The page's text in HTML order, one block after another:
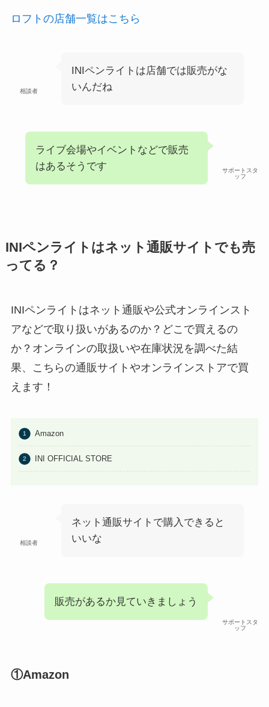
ロフトの店舗一覧はこちら
相談者
INIペンライトは店舗では販売がな
いんだね
サポートスタ
ッフ
ライブ会場やイベントなどで販売
はあるそうです
INIペンライトはネット通販サイトでも売
ってる？
INIペンライトはネット通販や公式オンラインスト
アなどで取り扱いがあるのか？どこで買えるの
か？オンラインの取扱いや在庫状況を調べた結
果、こちらの通販サイトやオンラインストアで買
えます！
Amazon
INI OFFICIAL STORE
相談者
ネット通販サイトで購入できると
いいな
サポートスタ
ッフ
販売があるか見ていきましょう
①Amazon